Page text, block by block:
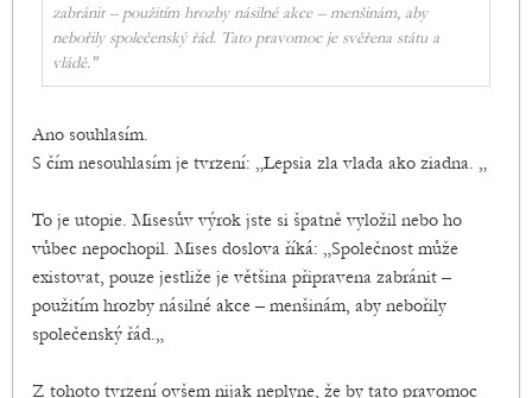
zabránit – použitím hrozby násilné akce – menšinám, aby
nebořily společenský řád. Tato pravomoc je svěřena státu a
vládě."
Ano souhlasím.
S čím nesouhlasím je tvrzení: „Lepsia zla vlada ako ziadna. „
To je utopie. Misesův výrok jste si špatně vyložil nebo ho
vůbec nepochopil. Mises doslova říká: „Společnost může
existovat, pouze jestliže je většina připravena zabránit –
použitím hrozby násilné akce – menšinám, aby nebořily
společenský řád.„
Z tohoto tvrzení ovšem nijak neplyne, že by tato pravomoc